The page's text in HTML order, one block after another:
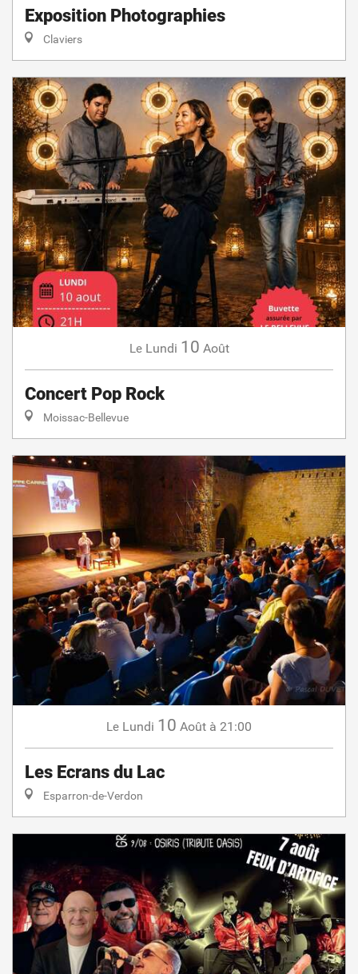
Exposition Photographies
Claviers
Le Lundi 10 Août
Concert Pop Rock
Moissac-Bellevue
Le Lundi 10 Août à 21:00
Les Ecrans du Lac
Esparron-de-Verdon